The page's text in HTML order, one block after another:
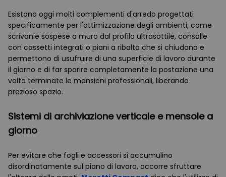
Esistono oggi molti complementi d'arredo progettati
specificamente per l'ottimizzazione degli ambienti, come
scrivanie sospese a muro dal profilo ultrasottile, consolle
con cassetti integrati o piani a ribalta che si chiudono e
permettono di usufruire di una superficie di lavoro durante
il giorno e di far sparire completamente la postazione una
volta terminate le mansioni professionali, liberando
prezioso spazio.
Sistemi di archiviazione verticale e mensole a
giorno
Per evitare che fogli e accessori si accumulino
disordinatamente sul piano di lavoro, occorre sfruttare